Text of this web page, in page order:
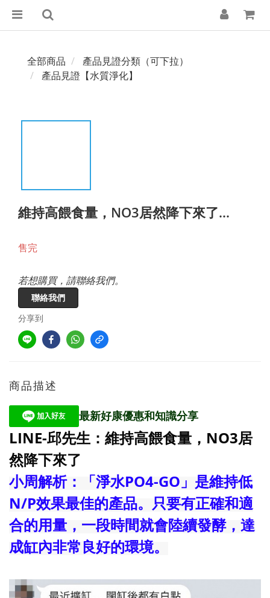
全部商品
產品見證分類（可下拉）
產品見證【水質淨化】
維持高餵食量，NO3居然降下來了...
售完
若想購買，請聯絡我們。
聯絡我們
分享到
商品描述
最新好康優惠和知識分享
LINE-邱先生：維持高餵食量 ， NO3居
然降下來了
小周解析：「淨水PO4-GO」是維持低
N/P效果最佳的產品。只要有正確和適
合的用量，一段時間就會陸續發酵，達
成缸內非常良好的環境。